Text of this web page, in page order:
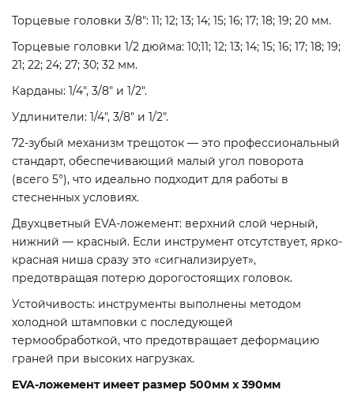
Торцевые головки 3/8": 11; 12; 13; 14; 15; 16; 17; 18; 19; 20 мм.
Торцевые головки 1/2 дюйма: 10;11; 12; 13; 14; 15; 16; 17; 18; 19;
21; 22; 24; 27; 30; 32 мм.
Карданы: 1/4", 3/8" и 1/2".
Удлинители: 1/4", 3/8" и 1/2".
72-зубый механизм трещоток — это профессиональный
стандарт, обеспечивающий малый угол поворота
(всего 5°), что идеально подходит для работы в
стесненных условиях.
Двухцветный EVA-ложемент: верхний слой черный,
нижний — красный. Если инструмент отсутствует, ярко-
красная ниша сразу это «сигнализирует»,
предотвращая потерю дорогостоящих головок.
Устойчивость: инструменты выполнены методом
холодной штамповки с последующей
термообработкой, что предотвращает деформацию
граней при высоких нагрузках.
EVA-ложемент имеет размер 500мм x 390мм